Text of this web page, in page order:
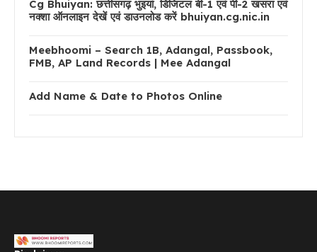
Cg Bhuiyan: छत्तीसगढ़ भुइयां, डिजिटल बी-1 एवं पी-2 खसरा एवं
नक्शा ऑनलाइन देखें एवं डाउनलोड करें bhuiyan.cg.nic.in
Meebhoomi – Search 1B, Adangal, Passbook,
FMB, AP Land Records | Mee Adangal
Add Name & Date to Photos Online